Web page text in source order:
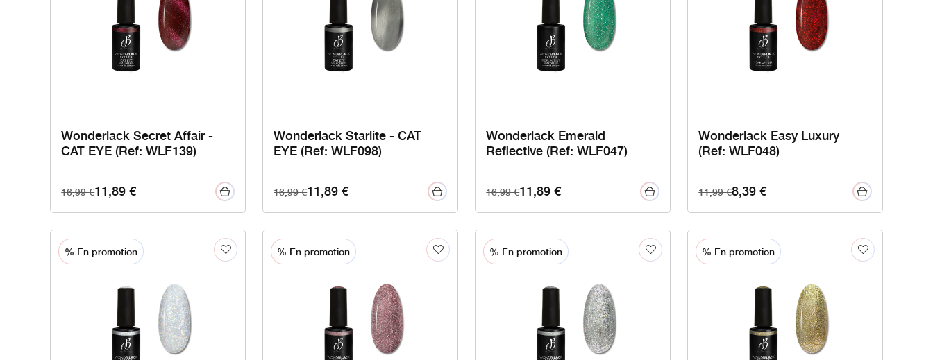
Wonderlack Secret Affair -
CAT EYE (Ref: WLF139)
16,99€11,89€
Wonderlack Starlite - CAT
EYE (Ref: WLF098)
16,99€11,89€
Wonderlack Emerald
Reflective (Ref: WLF047)
16,99€11,89€
Wonderlack Easy Luxury
(Ref: WLF048)
11,99€8,39€
% En promotion % En promotion % En promotion % En promotion